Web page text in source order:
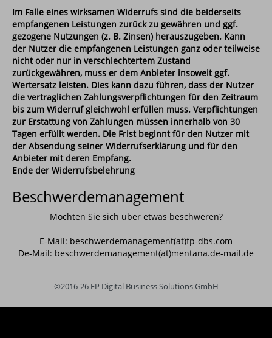
Im Falle eines wirksamen Widerrufs sind die beiderseits
empfangenen Leistungen zurück zu gewähren und ggf.
gezogene Nutzungen (z. B. Zinsen) herauszugeben. Kann
der Nutzer die empfangenen Leistungen ganz oder teilweise
nicht oder nur in verschlechtertem Zustand
zurückgewähren, muss er dem Anbieter insoweit ggf.
Wertersatz leisten. Dies kann dazu führen, dass der Nutzer
die vertraglichen Zahlungsverpflichtungen für den Zeitraum
bis zum Widerruf gleichwohl erfüllen muss. Verpflichtungen
zur Erstattung von Zahlungen müssen innerhalb von 30
Tagen erfüllt werden. Die Frist beginnt für den Nutzer mit
der Absendung seiner Widerrufserklärung und für den
Anbieter mit deren Empfang.
Ende der Widerrufsbelehrung
Beschwerdemanagement
Möchten Sie sich über etwas beschweren?
E-Mail: beschwerdemanagement(at)fp-dbs.com
De-Mail: beschwerdemanagement(at)mentana.de-mail.de
©2016-26 FP Digital Business Solutions GmbH